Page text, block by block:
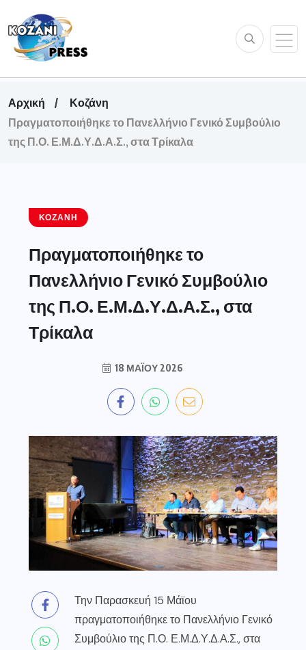
Αρχική
Κοζάνη
Πραγματοποιήθηκε το Πανελλήνιο Γενικό Συμβούλιο
της Π.Ο. Ε.Μ.Δ.Υ.Δ.Α.Σ., στα Τρίκαλα
ΚΟΖΆΝΗ
Πραγματοποιήθηκε το
Πανελλήνιο Γενικό Συμβούλιο
της Π.Ο. Ε.Μ.Δ.Υ.Δ.Α.Σ., στα
Τρίκαλα
18 ΜΑΪ́ΟΥ 2026
Την Παρασκευή 15 Μάϊου
πραγματοποιήθηκε το Πανελλήνιο Γενικό
Συμβούλιο της Π.Ο. Ε.Μ.Δ.Υ.Δ.Α.Σ., στα